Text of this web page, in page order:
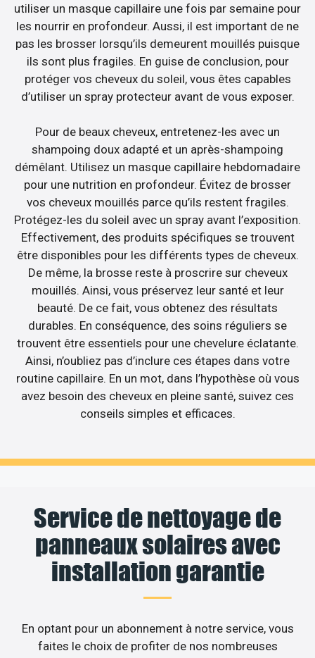
utiliser un masque capillaire une fois par semaine pour
les nourrir en profondeur. Aussi, il est important de ne
pas les brosser lorsqu’ils demeurent mouillés puisque
ils sont plus fragiles. En guise de conclusion, pour
protéger vos cheveux du soleil, vous êtes capables
d’utiliser un spray protecteur avant de vous exposer.
Pour de beaux cheveux, entretenez-les avec un
shampoing doux adapté et un après-shampoing
démêlant. Utilisez un masque capillaire hebdomadaire
pour une nutrition en profondeur. Évitez de brosser
vos cheveux mouillés parce qu’ils restent fragiles.
Protégez-les du soleil avec un spray avant l’exposition.
Effectivement, des produits spécifiques se trouvent
être disponibles pour les différents types de cheveux.
De même, la brosse reste à proscrire sur cheveux
mouillés. Ainsi, vous préservez leur santé et leur
beauté. De ce fait, vous obtenez des résultats
durables. En conséquence, des soins réguliers se
trouvent être essentiels pour une chevelure éclatante.
Ainsi, n’oubliez pas d’inclure ces étapes dans votre
routine capillaire. En un mot, dans l’hypothèse où vous
avez besoin des cheveux en pleine santé, suivez ces
conseils simples et efficaces.
Service de nettoyage de
panneaux solaires avec
installation garantie
En optant pour un abonnement à notre service, vous
faites le choix de profiter de nos nombreuses